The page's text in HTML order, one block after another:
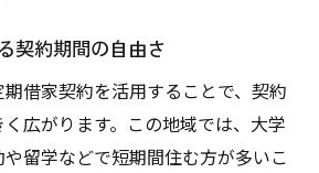
活かすための戦略
応じた賃貸条件
心感を両立する選び方
性がもたらす安心
契約期間の自由さ
借家契約を活用することで、契約
広がります。この地域では、大学
留学などで短期間住む方が多いこ